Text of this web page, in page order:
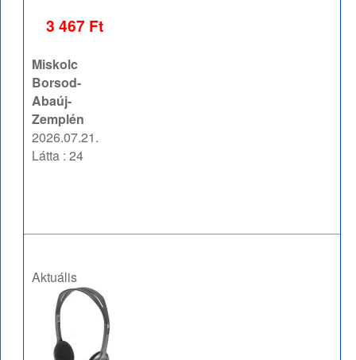
3 467 Ft
Miskolc
Borsod-
Abaúj-
Zemplén
2026.07.21.
Látta : 24
Aktuális